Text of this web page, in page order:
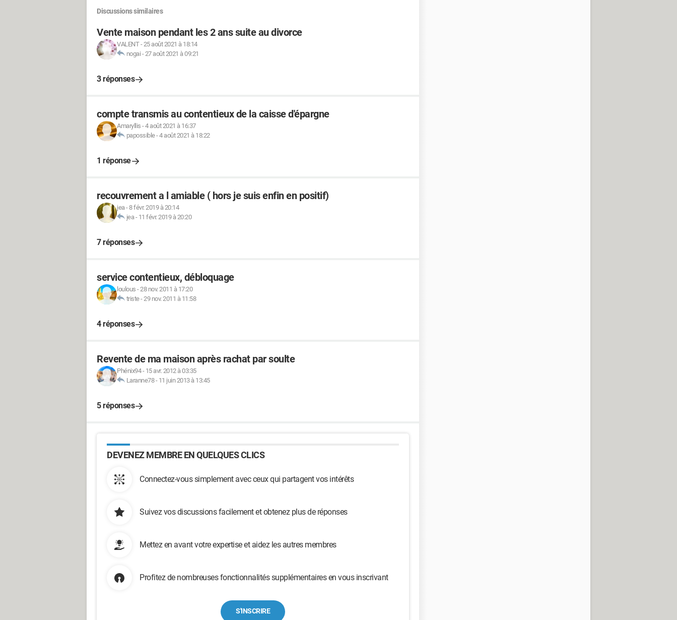
Discussions similaires
Vente maison pendant les 2 ans suite au divorce
VALENT-25 août 2021 à 18:14
nogai -27 août 2021 à 09:21
3 réponses
compte transmis au contentieux de la caisse d'épargne
Amaryllis -4 août 2021 à 16:37
papossible-4 août 2021 à 18:22
1 réponse
recouvrement a l amiable ( hors je suis enfin en positif)
jea-8 févr. 2019 à 20:14
jea- 11 févr. 2019 à 20:20
7 réponses
service contentieux, débloquage
loulous -28 nov. 2011 à 17:20
triste-29 nov. 2011 à 11:58
4 réponses
Revente de ma maison après rachat par soulte
Phénix94- 15 avr. 2012 à 03:35
Laranne78- 11 juin 2013 à 13:45
5 réponses
DEVENEZ MEMBRE EN QUELQUES CLICS
Connectez-vous simplement avec ceux qui partagent vos intérêts
Suivez vos discussions facilement et obtenez plus de réponses
Mettez en avant votre expertise et aidez les autres membres
Profitez de nombreuses fonctionnalités supplémentaires en vous inscrivant
S'INSCRIRE